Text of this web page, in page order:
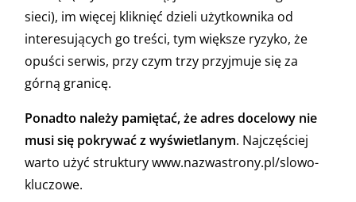
sieci), im więcej kliknięć dzieli użytkownika od
interesujących go treści, tym większe ryzyko, że
opuści serwis, przy czym trzy przyjmuje się za
górną granicę.
Ponadto należy pamiętać, że adres docelowy nie
musi się pokrywać z wyświetlanym. Najczęściej
warto użyć struktury www.nazwastrony.pl/slowo-
kluczowe.